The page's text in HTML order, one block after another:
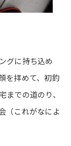
グに持ち込め
を拝めて、初釣
での道のり、
（これがなによ